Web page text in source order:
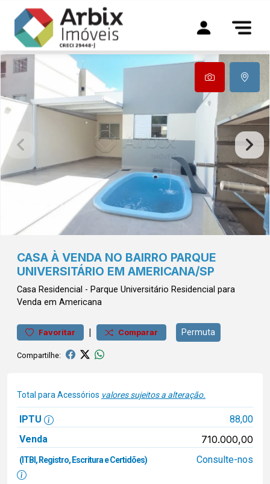
CASA À VENDA NO BAIRRO PARQUE
UNIVERSITÁRIO EM AMERICANA/SP
Casa Residencial - Parque Universitário Residencial para
Venda em Americana
Favoritar | Comparar Permuta
Compartilhe:
Total para Acessórios valores sujeitos a alteração.
IPTU
88,00
Venda
710.000,00
(ITBI, Registro, Escritura e Certidões) Consulte-nos